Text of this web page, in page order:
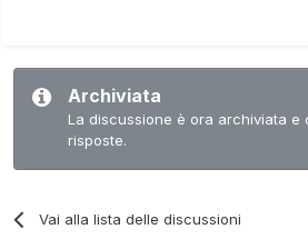
Archiviata
La discussione è ora archiviata e
risposte.
Vai alla lista delle discussioni